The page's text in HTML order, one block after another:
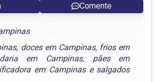
Comente
, doces em Campinas, frios em
em Campinas, pães em
em Campinase salgados